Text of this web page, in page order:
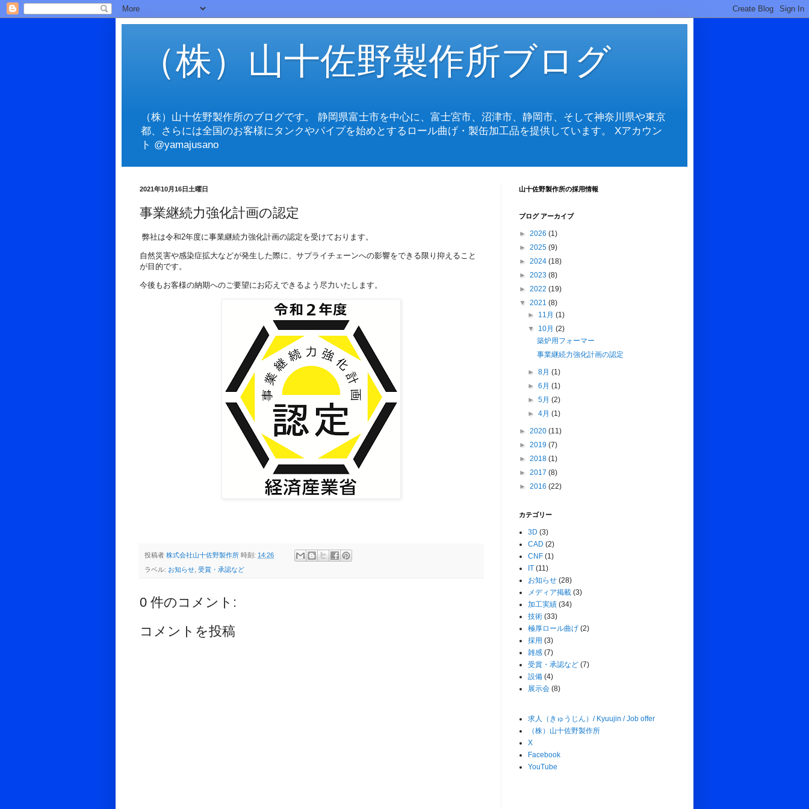
（株）山十佐野製作所ブログ
（株）山十佐野製作所のブログです。 静岡県富士市を中心に、富士宮市、沼津市、静岡市、そして神奈川県や東京
都、さらには全国のお客様にタンクやパイプを始めとするロール曲げ・製缶加工品を提供しています。 Xアカウン
ト @yamajusano
2021年10月16日土曜日
事業継続力強化計画の認定
弊社は令和2年度に事業継続力強化計画の認定を受けております。
自然災害や感染症拡大などが発生した際に、サプライチェーンへの影響をできる限り抑えること
が目的です。
今後もお客様の納期へのご要望にお応えできるよう尽力いたします。
投稿者 株式会社山十佐野製作所 時刻: 14:26
ラベル: お知らせ 受賞・承認など
0 件のコメント:
コメントを投稿
山十佐野製作所の採用情報
ブログ アーカイブ
► 2026 (1)
► 2025 (9)
► 2024 (18)
► 2023 (8)
► 2022 (19)
▼ 2021 (8)
► 11月(1)
▼ 10月(2)
築炉用フォーマー
事業継続力強化計画の認定
►8月(1)
►6月(1)
►5月(2)
►4月(1)
► 2020 (11)
► 2019 (7)
► 2018 (1)
► 2017 (8)
► 2016 (22)
カテゴリー
3D (3)
CAD (2)
CNF (1)
IT (11)
お知らせ (28)
メディア掲載 (3)
加工実績 (34)
技術 (33)
極厚ロール曲げ (2)
採用 (3)
雑感 (7)
受賞・承認など (7)
設備 (4)
展示会 (8)
求人（きゅうじん）/ Kyuujin / Job offer
（株）山十佐野製作所
X
Facebook
YouTube